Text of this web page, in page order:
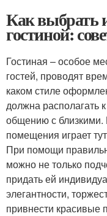
Как выбрать
гостиной:
Гостиная – особое
гостей, проводят
каком стиле
должна располагать
общению с
помещения играет
При помощи
можно не только
придать ей
элегантности,
привнести красивые